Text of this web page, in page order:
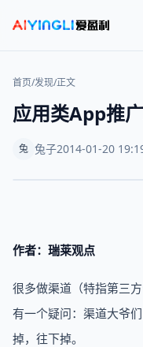
首页/发现/正文
应用类App推
兔 兔子2014-01-20
作者：瑞莱观点
很多做渠道（特指第三
有一个疑问：渠道大爷
掉，往下掉。